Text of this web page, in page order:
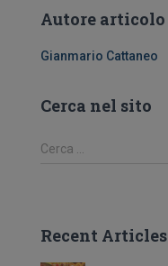
c
e
o
k
a
gr
m
Autore articolo
Gianmario Cattaneo
Cerca nel sito
R
c
a
Cerca …
Recent Articles